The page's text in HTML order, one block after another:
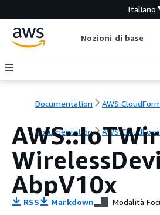
Italiano
Nozioni di base
Documentation AWS
Documentation AWS
AbpV10x
RSS Markdown Modalità